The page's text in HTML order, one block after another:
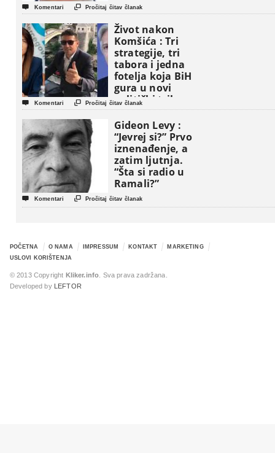
 Komentari  Pročitaj čitav članak
Život nakon
Komšića : Tri
strategije, tri
tabora i jedna
fotelja koja BiH
gura u novi
politički triler
 Komentari  Pročitaj čitav članak
Gideon Levy :
“Jevrej si?” Prvo
iznenađenje, a
zatim ljutnja.
“Šta si radio u
Ramali?”
 Komentari  Pročitaj čitav članak
POČETNA O NAMA IMPRESSUM KONTAKT
MARKETING
USLOVI KORIŠTENJA
© 2013 Copyright Kliker.info . Sva prava zadržana.
Developed by
LEFTOR